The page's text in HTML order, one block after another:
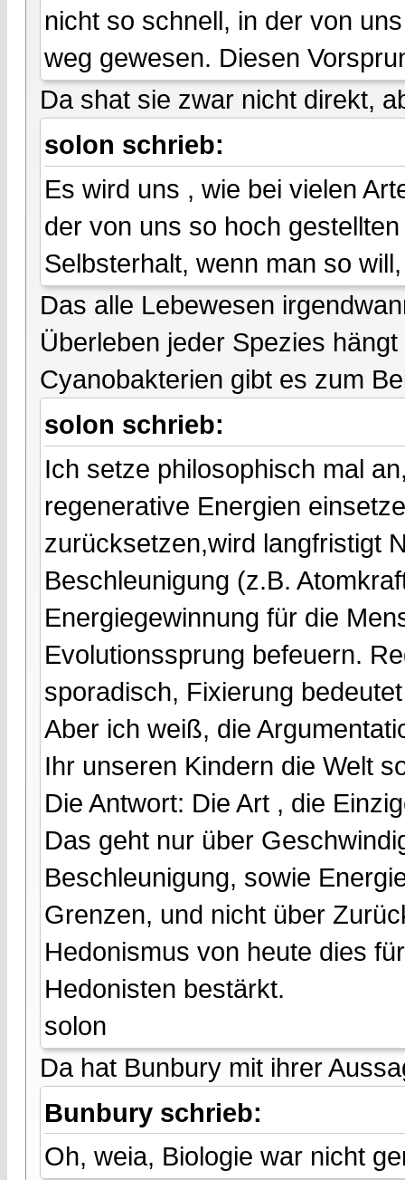
nicht so schnell, in der von
weg gewesen. Diesen
Da shat sie zwar nicht direkt,
solon schrieb:
Es wird uns , wie bei vielen
der von uns so hoch
Selbsterhalt, wenn man so
Das alle Lebewesen
Überleben jeder Spezies
Cyanobakterien gibt es zum
solon schrieb:
Ich setze philosophisch mal
regenerative Energien
zurücksetzen,wird langfristigt
Beschleunigung (z.B.
Energiegewinnung für die
Evolutionssprung befeuern.
sporadisch, Fixierung
Aber ich weiß, die
Ihr unseren Kindern die Welt
Die Antwort: Die Art , die
Das geht nur über
Beschleunigung, sowie
Grenzen, und nicht über
Hedonismus von heute dies
Hedonisten bestärkt.
solon
Da hat Bunbury mit ihrer
Bunbury schrieb:
Oh, weia, Biologie war nicht